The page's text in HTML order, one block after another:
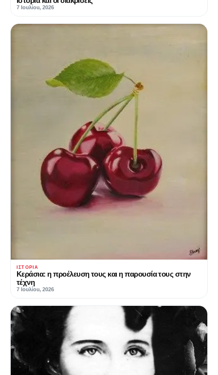
7 Ιουλίου, 2026
ΙΣΤΟΡΊΑ
Κεράσια: η προέλευση τους και η παρουσία τους στην
τέχνη
7 Ιουλίου, 2026